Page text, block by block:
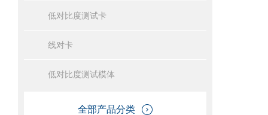
低对比度测试卡
线对卡
低对比度测试模体
全部产品分类